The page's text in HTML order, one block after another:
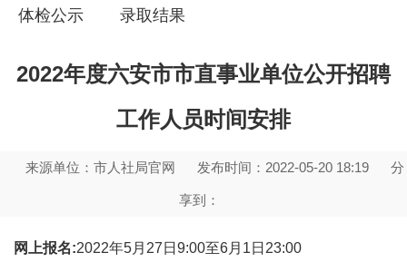
体检公示 录取结果
2022年度六安市市直事业单位公开招聘
工作人员时间安排
来源单位：市人社局官网 发布时间：2022-05-20 18:19 分
享到：
网上报名:2022年5月27日9:00至6月1日23:00